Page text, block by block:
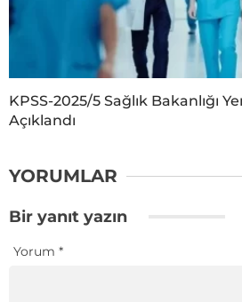
KPSS-2025/5 Sağlık Bakanlığı
Açıklandı
YORUMLAR
Bir yanıt yazın
Yorum *